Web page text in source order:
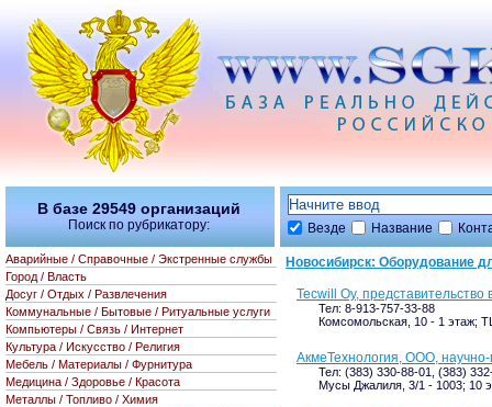
Везде Название
Новосибирск: Оборудование
Tecwill Oy, представительство
Тел: 8-913-757-33-88
Комсомольская, 10 - 1 этаж;
АкмеТехнология, ООО,
Тел: (383) 330-88-01, (383)
Мусы Джалиля, 3/1 - 1003; 10
В базе 29549 организаций
Поиск по рубрикатору:
Аварийные / Справочные / Экстренные службы
Город / Власть
Досуг / Отдых / Развлечения
Коммунальные / Бытовые / Ритуальные услуги
Компьютеры / Связь / Интернет
Культура / Искусство / Религия
Мебель / Материалы / Фурнитура
Медицина / Здоровье / Красота
Металлы / Топливо / Химия